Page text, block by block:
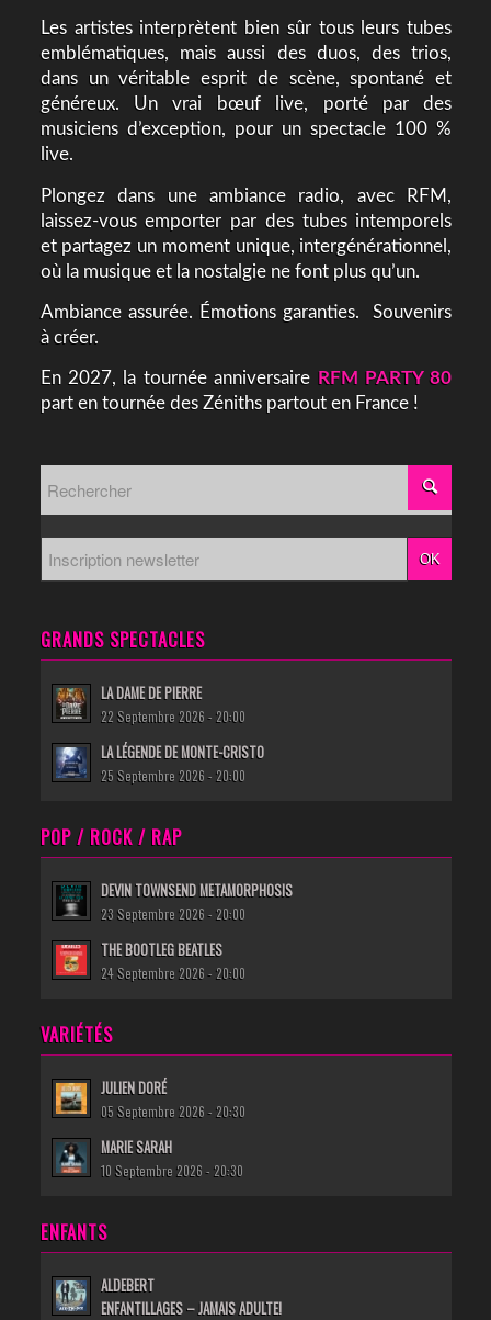
Les artistes interprètent bien sûr tous leurs tubes
emblématiques, mais aussi des duos, des trios,
dans un véritable esprit de scène, spontané et
généreux. Un vrai bœuf live, porté par des
musiciens d’exception, pour un spectacle 100 %
live.
Plongez dans une ambiance radio, avec RFM,
laissez-vous emporter par des tubes intemporels
et partagez un moment unique, intergénérationnel,
où la musique et la nostalgie ne font plus qu’un.
Ambiance assurée. Émotions garanties. Souvenirs
à créer.
En 2027, la tournée anniversaire RFM PARTY 80
part en tournée des Zéniths partout en France !
GRANDS SPECTACLES
LA DAME DE PIERRE
22 Septembre 2026 - 20:00
LA LÉGENDE DE MONTE-CRISTO
25 Septembre 2026 - 20:00
POP / ROCK / RAP
DEVIN TOWNSEND METAMORPHOSIS
23 Septembre 2026 - 20:00
THE BOOTLEG BEATLES
24 Septembre 2026 - 20:00
VARIÉTÉS
JULIEN DORÉ
05 Septembre 2026 - 20:30
MARIE SARAH
10 Septembre 2026 - 20:30
ENFANTS
ALDEBERT
ENFANTILLAGES – JAMAIS ADULTE!